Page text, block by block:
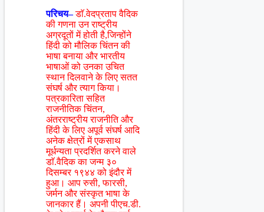
परिचय–डाॅ.वेदप्रताप वैदिक
की गणना उन राष्ट्रीय
अग्रदूतों में होती है,जिन्होंने
हिंदी को मौलिक चिंतन की
भाषा बनाया और भारतीय
भाषाओं को उनका उचित
स्थान दिलवाने के लिए सतत
संघर्ष और त्याग किया।
पत्रकारिता सहित
राजनीतिक चिंतन,
अंतरराष्ट्रीय राजनीति और
हिंदी के लिए अपूर्व संघर्ष आदि
अनेक क्षेत्रों में एकसाथ
मूर्धन्यता प्रदर्शित करने वाले
डाॅ.वैदिक का जन्म ३०
दिसम्बर १९४४ को इंदौर में
हुआ। आप रुसी, फारसी,
जर्मन और संस्कृत भाषा के
जानकार हैं। अपनी पीएच.डी.